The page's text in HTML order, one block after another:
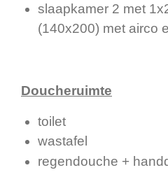
slaapkamer 2 met
(140x200) met airco
Doucheruimte
toilet
wastafel
regendouche +